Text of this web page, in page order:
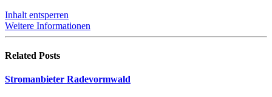
Inhalt entsperren
Weitere Informationen
Related Posts
Stromanbieter Radevormwald